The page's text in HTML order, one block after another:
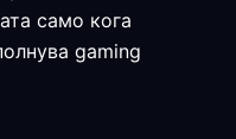
само кога
gaming